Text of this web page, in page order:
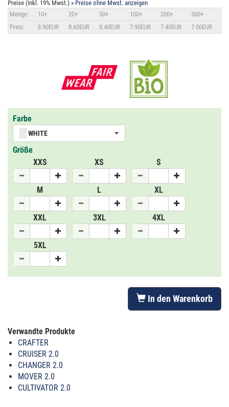
Preise (inkl. 19% Mwst.) » Preise ohne Mwst. anzeigen
Menge:
10+ 20+ 50+ 100+ 200+
500+
Preis:
8.90EUR 8.60EUR 8.40EUR 7.90EUR 7.40EUR 7.00EUR
Farbe
WHITE
Größe
XXS
XS S
M L XL
XXL 3XL 4XL
5XL
In den Warenkorb
Verwandte Produkte
CRAFTER
CRUISER 2.0
CHANGER 2.0
MOVER 2.0
CULTIVATOR 2.0